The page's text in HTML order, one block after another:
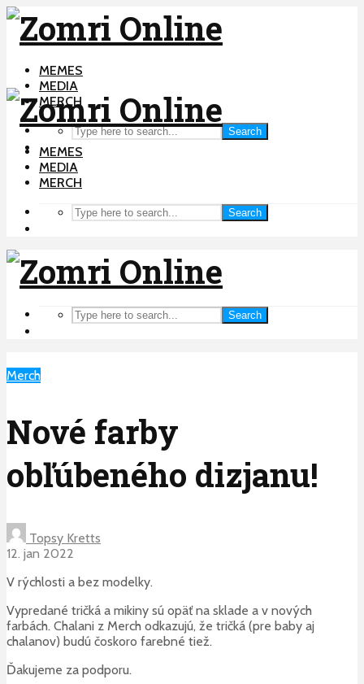
MEMES
MEDIA
MERCH
Search
MEMES
MEDIA
MERCH
Search
Search
Merch
Nové farby
obľúbeného dizjanu!
Topsy Kretts
12. jan 2022
V rýchlosti a bez modelky.
Vypredané tričká a mikiny sú opäť na sklade a v nových
farbách. Chalani z Merch odkazujú, že tričká (pre baby aj
chalanov) budú čoskoro farebné tiež.
Ďakujeme za podporu.